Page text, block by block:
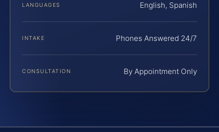
LANGUAGES English, Spanish
INTAKE Phones Answered 24/7
CONSULTATION By Appointment Only